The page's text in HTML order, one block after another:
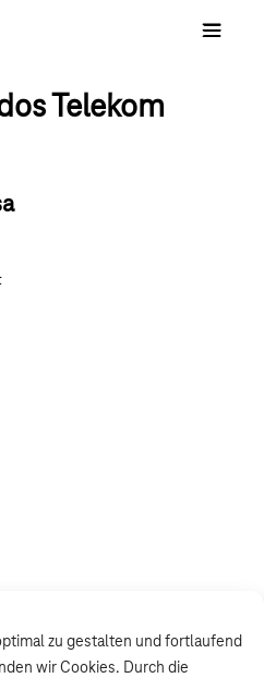
zu gestalten und fortlaufend
wir Cookies. Durch die
Telekom